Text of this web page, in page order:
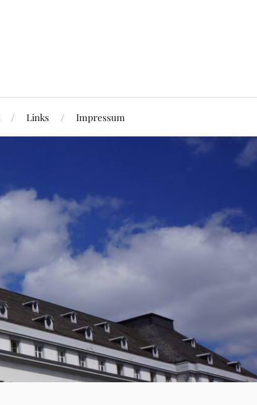
Links Impressum